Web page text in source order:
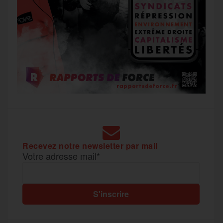
Recevez notre newsletter par mail
Votre adresse mail*